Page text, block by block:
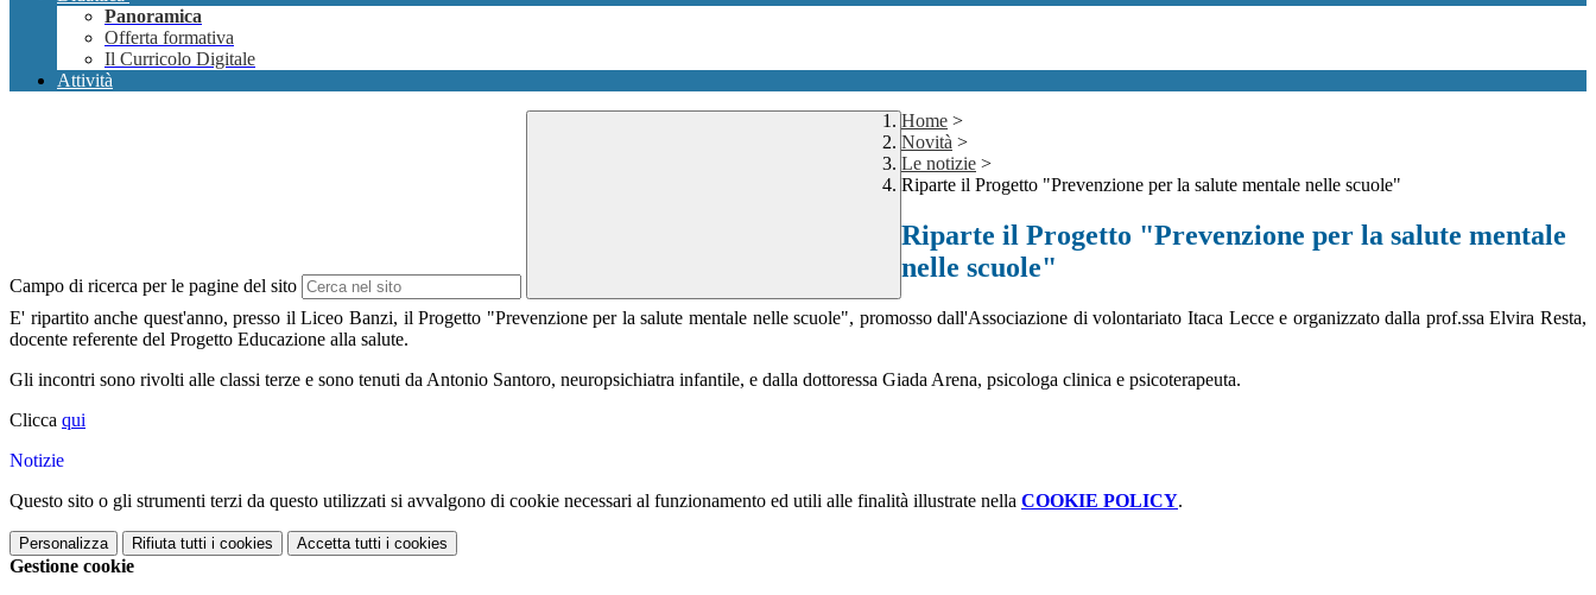
Panoramica
Offerta formativa
Il Curricolo Digitale
Attività
Campo di ricerca per le pagine del sito
Home >
Novità >
Le notizie >
Riparte il Progetto "Prevenzione per la salute mentale nelle scuole"
Riparte il Progetto "Prevenzione per la salute mentale
nelle scuole"
E' ripartito anche quest'anno, presso il Liceo Banzi, il Progetto "Prevenzione per la salute mentale nelle scuole", promosso dall'Associazione di volontariato Itaca Lecce e organizzato dalla prof.ssa Elvira Resta,
docente referente del Progetto Educazione alla salute.
Gli incontri sono rivolti alle classi terze e sono tenuti da Antonio Santoro, neuropsichiatra infantile, e dalla dottoressa Giada Arena, psicologa clinica e psicoterapeuta.
Clicca qui
Notizie
Questo sito o gli strumenti terzi da questo utilizzati si avvalgono di cookie necessari al funzionamento ed utili alle finalità illustrate nella COOKIE POLICY.
Personalizza Rifiuta tutti i cookies Accetta tutti i cookies
Gestione cookie